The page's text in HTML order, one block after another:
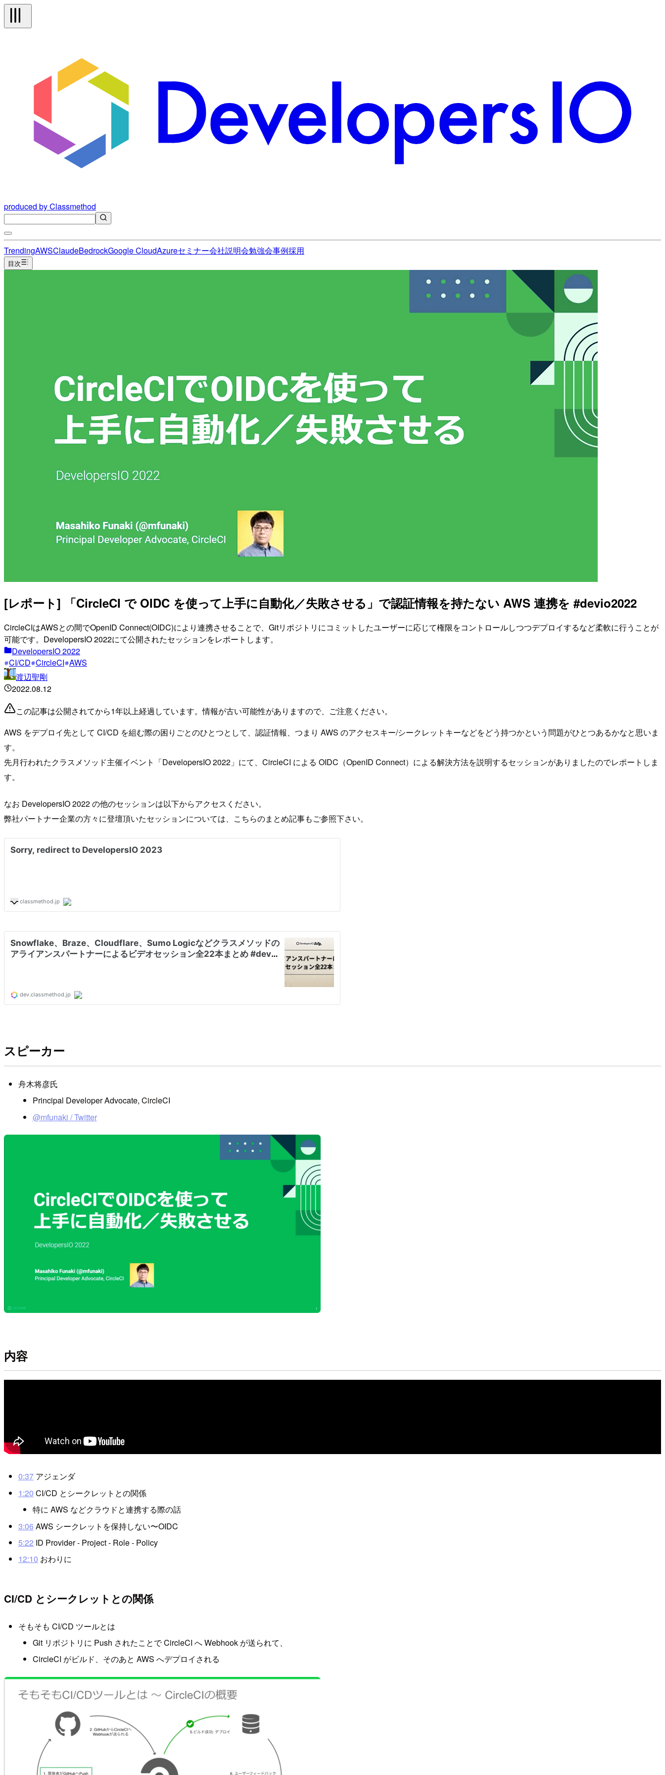
produced by Classmethod
TrendingAWSClaudeBedrockGoogle CloudAzureセミナー会社説明会勉強会事例採用
目次
[レポート] 「CircleCI で OIDC を使って上手に自動化／失敗させる」で認証情報を持たない AWS 連携を #devio2022
CircleCIはAWSとの間でOpenID Connect(OIDC)により連携させることで、Gitリポジトリにコミットしたユーザーに応じて権限をコントロールしつつデプロイするなど柔軟に行うことが
可能です。DevelopersIO 2022にて公開されたセッションをレポートします。
DevelopersIO 2022
CI/CD CircleCI AWS
渡辺聖剛
2022.08.12
この記事は公開されてから1年以上経過しています。情報が古い可能性がありますので、ご注意ください。
AWS をデプロイ先として CI/CD を組む際の困りごとのひとつとして、認証情報、つまり AWS のアクセスキー/シークレットキーなどをどう持つかという問題がひとつあるかなと思いま
す。
先月行われたクラスメソッド主催イベント「DevelopersIO 2022」にて、CircleCI による OIDC（OpenID Connect）による解決方法を説明するセッションがありましたのでレポートしま
す。
なお DevelopersIO 2022 の他のセッションは以下からアクセスください。
弊社パートナー企業の方々に登壇頂いたセッションについては、こちらのまとめ記事もご参照下さい。
スピーカー
舟木将彦氏
Principal Developer Advocate, CircleCI
@mfunaki / Twitter
内容
0:37アジェンダ
1:20 CI/CD とシークレットとの関係
特に AWS などクラウドと連携する際の話
3:06 AWS シークレットを保持しない〜OIDC
5:22 ID Provider - Project - Role - Policy
12:10 おわりに
CI/CD とシークレットとの関係
そもそも CI/CD ツールとは
Git リポジトリに Push されたことで CircleCI へ Webhook が送られて、
CircleCI がビルド、そのあと AWS へデプロイされる